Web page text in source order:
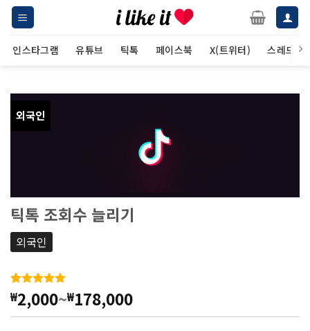
Skip
content
인스타그램 유튜브 틱톡 페이스북 X(트위터) 스레드
외국인
틱톡 조회수 늘리기
외국인
4.92 개의
고객
평가를
25
₩2,000~₩178,000